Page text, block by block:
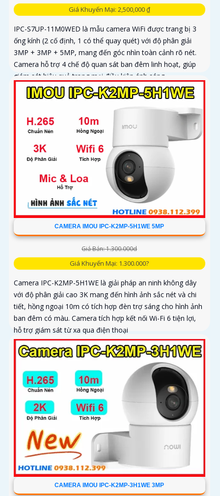
Giá Khuyến Mại: 2,500,000 ₫
IPC-S7UP-11M0WED là mẫu camera WiFi được trang bị 3
ống kính (2 cố định, 1 có thể quay quét) với độ phân giải
3MP + 3MP + 5MP, mang đến góc nhìn toàn cảnh rõ nét.
Camera hỗ trợ 4 chế độ quan sát ban đêm linh hoạt, giúp
giám sát hiệu quả trong mọi điều kiện ánh sáng
CAMERA IMOU IPC-K2MP-5H1WE 5MP
Giá Bán: 1.300.000d
Giá Khuyến Mại: 1.300.000?
Camera IPC-K2MP-5H1WE là giải pháp an ninh không dây
với độ phân giải cao 3K mang đến hình ảnh sắc nét và chi
tiết, hồng ngoại 10m có tích hợp đèn trợ sáng cho hình ảnh
ban đêm có màu. Camera tích hợp kết nối Wi-Fi 6 tiện lợi,
hỗ trợ giám sát từ xa qua điện thoại
CAMERA IMOU IPC-K2MP-3H1WE 3MP